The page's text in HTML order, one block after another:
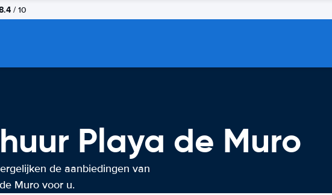
/ 10
Playa de Muro
de aanbiedingen van
Muro voor u.